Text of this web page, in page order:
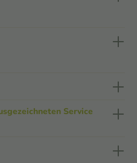
Service